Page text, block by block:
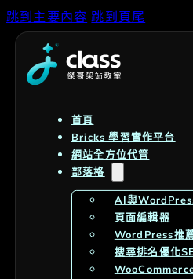
跳到主要內容 跳到頁尾
首頁
Bricks 學習實作平台
網站全方位代管
部落格
AI與
頁面編輯器
WordPress推
搜尋排名優化